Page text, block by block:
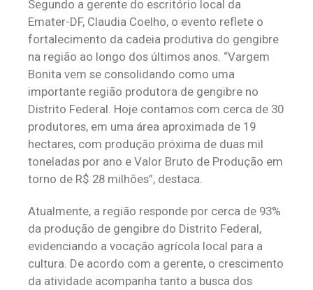
Segundo a gerente do escritório local da
Emater-DF, Claudia Coelho, o evento reflete o
fortalecimento da cadeia produtiva do gengibre
na região ao longo dos últimos anos. “Vargem
Bonita vem se consolidando como uma
importante região produtora de gengibre no
Distrito Federal. Hoje contamos com cerca de 30
produtores, em uma área aproximada de 19
hectares, com produção próxima de duas mil
toneladas por ano e Valor Bruto de Produção em
torno de R$ 28 milhões”, destaca.
Atualmente, a região responde por cerca de 93%
da produção de gengibre do Distrito Federal,
evidenciando a vocação agrícola local para a
cultura. De acordo com a gerente, o crescimento
da atividade acompanha tanto a busca dos